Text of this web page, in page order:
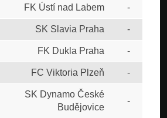
FK Ústí nad Labem -
SK Slavia Praha -
FK Dukla Praha -
FC Viktoria Plzeň -
SK Dynamo České
Budějovice
-